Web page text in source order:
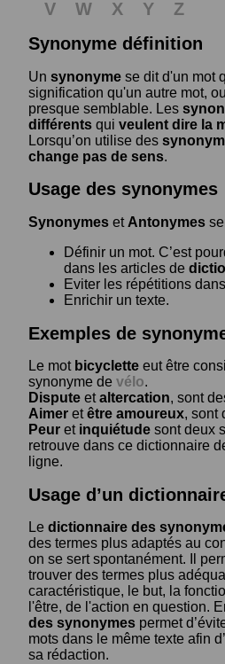
V W X Y
Z
Synonyme définition
Un synonyme se dit d'un mot
signification qu'un autre mot,
presque semblable. Les
différents qui veulent dire la
Lorsqu’on utilise des
change pas de sens.
Usage des synonymes
Synonymes et Antonymes
Définir un mot. C’est
dans les articles de
Eviter les répétitions
Enrichir un texte.
Exemples de
Le mot bicyclette eut être
synonyme de vélo.
Dispute etaltercation, sont
Aimer etêtre amoureux, sont
Peur et inquiétude sont deux
retrouve dans ce dictionnaire
ligne.
Usage d’un
Le dictionnaire des
des termes plus adaptés au
on se sert spontanément. Il
trouver des termes plus
caractéristique, le but, la
l'être, de l'action en question.
des synonymes permet
mots dans le même texte afin
sa rédaction.